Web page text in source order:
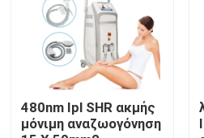
Περίπου εμείς
Γύρος εργοστασίων
480nm Ipl SHR ακμής
μόνιμη αναζωογόνηση